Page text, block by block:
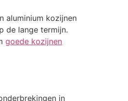
aluminium kozijnen
de lange termijn.
goede kozijnen
in